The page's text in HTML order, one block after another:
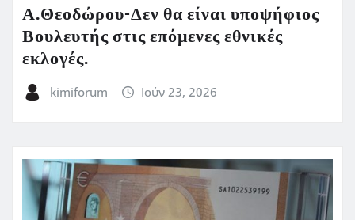
Α.Θεοδώρου-Δεν θα είναι υποψήφιος
Βουλευτής στις επόμενες εθνικές
εκλογές.
kimiforum Ιούν 23, 2026